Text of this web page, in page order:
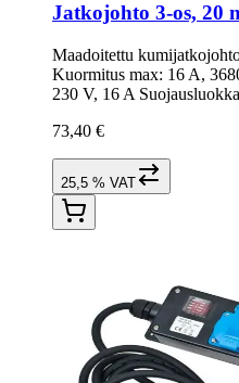
Jatkojohto 3-os, 20
Maadoitettu
Kuormitus max: 16 A,
230 V, 16 A
73,40 €
25,5 % VAT